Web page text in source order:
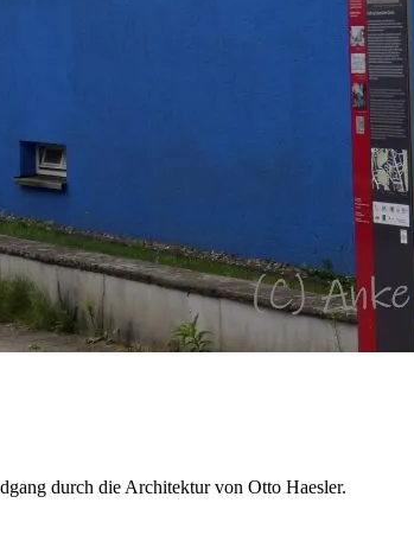
durch die Architektur von Otto Haesler.